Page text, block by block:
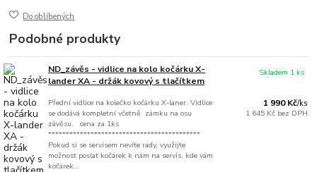
Do oblíbených
Podobné produkty
ND_závěs - vidlice na kolo kočárku X-
lander XA - držák kovový s tlačítkem
Přední vidlice na kolečko kočárku X-laner. Vidlice
se dodává kompletní včetně zámku na osu
závěsu. cena za 1ks
*******************************************
Pokud si se servisem nevíte rady, využijte
možnost poslat kočárek k nám na servis, kde vám
kočárek...
1 990 Kč/ks
1 645 Kč bez DPH
Skladem 1 ks